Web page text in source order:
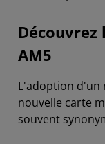
AM5
L'adoption d'un
nouvelle carte
souvent